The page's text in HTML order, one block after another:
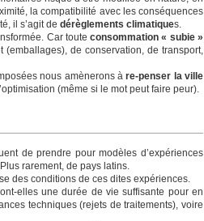
la compatibilité avec les conséquences
il s’agit de dérèglements climatiques.
Car touteconsommation « subie »
(emballages), de conservation, de transport,
nous amènerons àre-penser la ville
(même si le mot peut faire peur).
de prendre pour modèles d’expériences
rarement, de pays latins.
des conditions de ces dites expériences.
elles une durée de vie suffisante pour en
techniques (rejets de traitements), voire